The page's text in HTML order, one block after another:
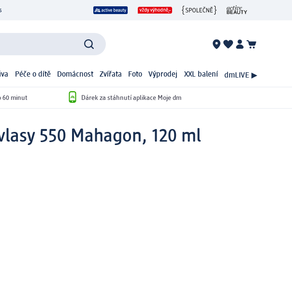
Péče o dítě Domácnost Zvířata Foto Výprodej XXL balení dmLIVE ▶
60 minut Dárek za stáhnutí aplikace Moje dm
550 Mahagon, 120 ml